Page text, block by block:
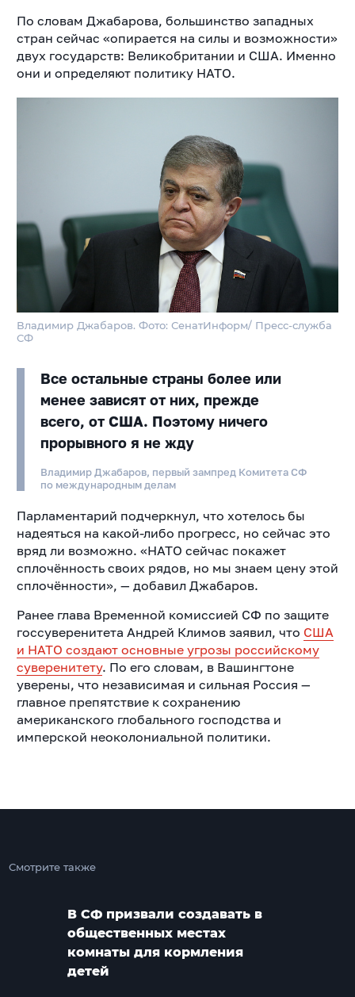
По словам Джабарова, большинство западных
стран сейчас «опирается на силы и возможности»
двух государств: Великобритании и США. Именно
они и определяют политику НАТО.
Владимир Джабаров. Фото: СенатИнформ/ Пресс-служба
СФ
Все остальные страны более или
менее зависят от них, прежде
всего, от США. Поэтому ничего
прорывного я не жду
Владимир Джабаров, первый зампред Комитета СФ
по международным делам
Парламентарий подчеркнул, что хотелось бы
надеяться на какой-либо прогресс, но сейчас это
вряд ли возможно. «НАТО сейчас покажет
сплочённость своих рядов, но мы знаем цену этой
сплочённости», — добавил Джабаров.
Ранее глава Временной комиссией CФ по защите
госсуверенитета Андрей Климов заявил, что США
и НАТО создают основные угрозы российскому
суверенитету. По его словам, в Вашингтоне
уверены, что независимая и сильная Россия —
главное препятствие к сохранению
американского глобального господства и
имперской неоколониальной политики.
Смотрите также
В СФ призвали создавать в
общественных местах
комнаты для кормления
детей